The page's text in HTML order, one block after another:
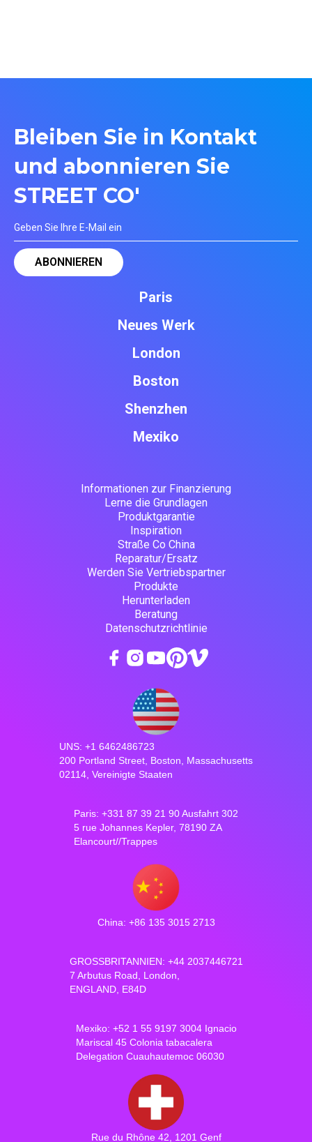
Bleiben Sie in Kontakt
und abonnieren Sie
STREET CO'
Paris
Neues Werk
London
Boston
Shenzhen
Mexiko
Informationen zur Finanzierung
Lerne die Grundlagen
Produktgarantie
Inspiration
Straße Co China
Reparatur/Ersatz
Werden Sie Vertriebspartner
Produkte
Herunterladen
Beratung
Datenschutzrichtlinie
UNS: +1 6462486723
200 Portland Street, Boston, Massachusetts
02114, Vereinigte Staaten
Paris: +331 87 39 21 90 Ausfahrt 302
5 rue Johannes Kepler, 78190 ZA
Elancourt//Trappes
China: +86 135 3015 2713
GROSSBRITANNIEN: +44 2037446721
7 Arbutus Road, London,
ENGLAND, E84D
Mexiko: +52 1 55 9197 3004 Ignacio
Mariscal 45 Colonia tabacalera
Delegation Cuauhautemoc 06030
Rue du Rhône 42, 1201 Genf